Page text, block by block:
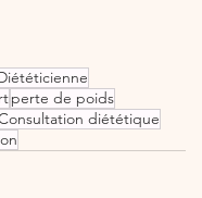
perte de poids
diététique